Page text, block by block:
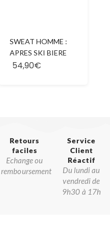
SWEAT HOMME :
APRES SKI BIERE
54,90€
Retours
faciles
Echange ou
remboursement
Service
Client
Réactif​
Du lundi au
vendredi de
9h30 à 17h